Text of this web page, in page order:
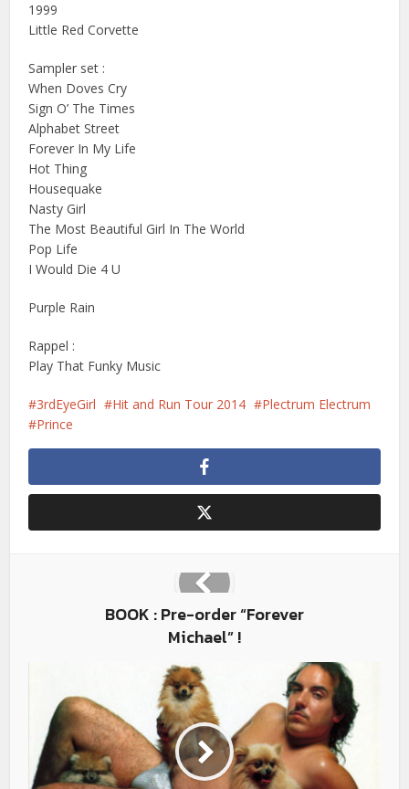
1999
Little Red Corvette
Sampler set :
When Doves Cry
Sign O’ The Times
Alphabet Street
Forever In My Life
Hot Thing
Housequake
Nasty Girl
The Most Beautiful Girl In The World
Pop Life
I Would Die 4 U
Purple Rain
Rappel :
Play That Funky Music
3rdEyeGirl Hit and Run Tour 2014
Plectrum Electrum
Prince
BOOK : Pre-order “Forever
Michael” !